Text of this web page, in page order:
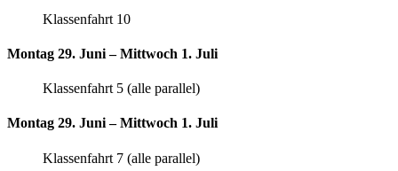
Klassenfahrt 10
Montag 29. Juni – Mittwoch 1. Juli
Klassenfahrt 5 (alle parallel)
Montag 29. Juni – Mittwoch 1. Juli
Klassenfahrt 7 (alle parallel)